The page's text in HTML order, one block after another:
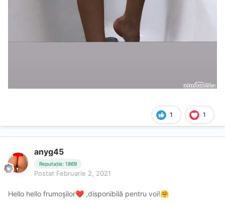
1 1
anyg45
Reputație: 1869
Postat Februarie 2, 2021
Hello hello frumoșilor❤️ ,disponibilă pentru voi!🤗